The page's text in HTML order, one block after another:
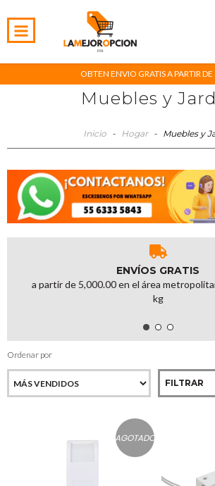
OBTEN ENVIO GRATIS A PARTIR
Muebles y
Inicio - Hogar - Muebles y
ENVÍOS GRATIS
a partir de 5,000.00 en el área
kg
Ordenar por
FILTRAR
AGOTADO